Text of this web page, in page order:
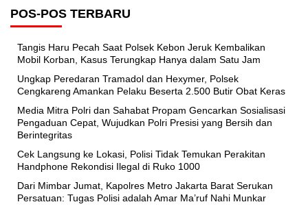
POS-POS TERBARU
Tangis Haru Pecah Saat Polsek Kebon Jeruk Kembalikan
Mobil Korban, Kasus Terungkap Hanya dalam Satu Jam
Ungkap Peredaran Tramadol dan Hexymer, Polsek
Cengkareng Amankan Pelaku Beserta 2.500 Butir Obat Keras
Media Mitra Polri dan Sahabat Propam Gencarkan Sosialisasi
Pengaduan Cepat, Wujudkan Polri Presisi yang Bersih dan
Berintegritas
Cek Langsung ke Lokasi, Polisi Tidak Temukan Perakitan
Handphone Rekondisi Ilegal di Ruko 1000
Dari Mimbar Jumat, Kapolres Metro Jakarta Barat Serukan
Persatuan: Tugas Polisi adalah Amar Ma’ruf Nahi Munkar